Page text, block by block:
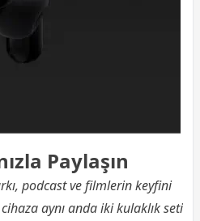
Paylaşın
podcast ve filmlerin keyfini
aynı anda iki kulaklık seti